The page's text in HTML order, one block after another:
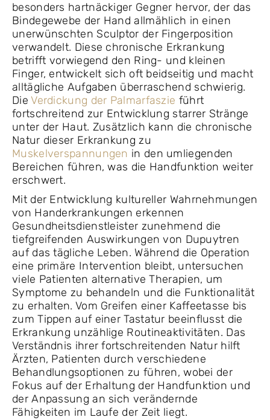
besonders hartnäckiger Gegner hervor, der das
Bindegewebe der Hand allmählich in einen
unerwünschten Sculptor der Fingerposition
verwandelt. Diese chronische Erkrankung
betrifft vorwiegend den Ring- und kleinen
Finger, entwickelt sich oft beidseitig und macht
alltägliche Aufgaben überraschend schwierig.
Die Verdickung der Palmarfaszie führt
fortschreitend zur Entwicklung starrer Stränge
unter der Haut. Zusätzlich kann die chronische
Natur dieser Erkrankung zu
Muskelverspannungen in den umliegenden
Bereichen führen, was die Handfunktion weiter
erschwert.
Mit der Entwicklung kultureller Wahrnehmungen
von Handerkrankungen erkennen
Gesundheitsdienstleister zunehmend die
tiefgreifenden Auswirkungen von Dupuytren
auf das tägliche Leben. Während die Operation
eine primäre Intervention bleibt, untersuchen
viele Patienten alternative Therapien, um
Symptome zu behandeln und die Funktionalität
zu erhalten. Vom Greifen einer Kaffeetasse bis
zum Tippen auf einer Tastatur beeinflusst die
Erkrankung unzählige Routineaktivitäten. Das
Verständnis ihrer fortschreitenden Natur hilft
Ärzten, Patienten durch verschiedene
Behandlungsoptionen zu führen, wobei der
Fokus auf der Erhaltung der Handfunktion und
der Anpassung an sich verändernde
Fähigkeiten im Laufe der Zeit liegt.